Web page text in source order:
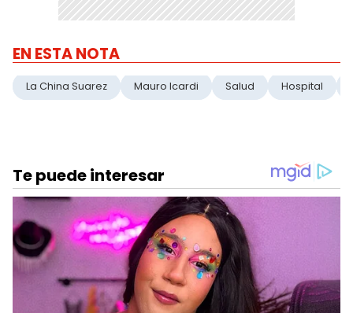
EN ESTA NOTA
La China Suarez Mauro Icardi Salud Hospital